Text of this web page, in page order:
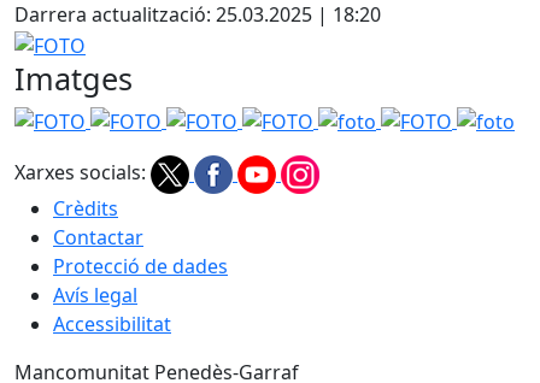
Darrera actualització: 25.03.2025 | 18:20
FOTO
Imatges
FOTO FOTO FOTO FOTO foto FOTO foto
Xarxes socials:
Crèdits
Contactar
Protecció de dades
Avís legal
Accessibilitat
Mancomunitat Penedès-Garraf